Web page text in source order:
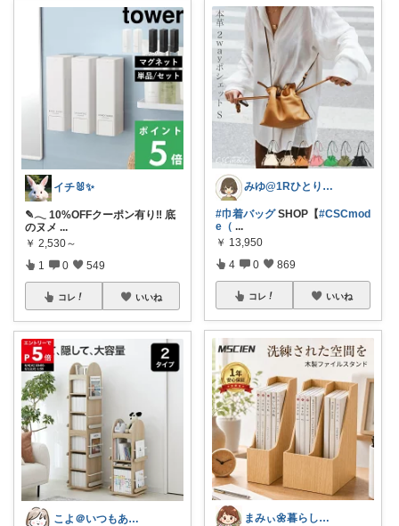
イチ🐰✨
✎𓂃 10%OFFクーポン有り‼ 底
のヌメ ...
￥ 2,530～
1 0 549
コレ いいね
こよ＠いつもありがとう✨
みゆ@1Rひとり暮らし
#巾着バッグSHOP【#CSCmod
e（ ...
￥ 13,950
4 0 869
コレ いいね
まみぃ🌼暮らしの便利グッズ｜毎日朝コレ